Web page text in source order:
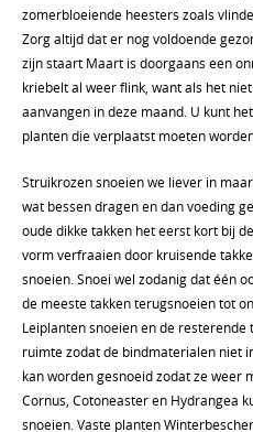
zomerbloeiende heesters zoals
Zorg altijd dat er nog voldoende
zijn staart Maart is doorgaans een
kriebelt al weer flink, want als het
aanvangen in deze maand. U kunt
planten die verplaatst moeten
Struikrozen snoeien we liever in
wat bessen dragen en dan voeding
oude dikke takken het eerst kort bij
vorm verfraaien door kruisende
snoeien. Snoei wel zodanig dat één
de meeste takken terugsnoeien tot
Leiplanten snoeien en de resterende
ruimte zodat de bindmaterialen niet
kan worden gesnoeid zodat ze weer
Cornus, Cotoneaster en Hydrangea
snoeien. Vaste planten